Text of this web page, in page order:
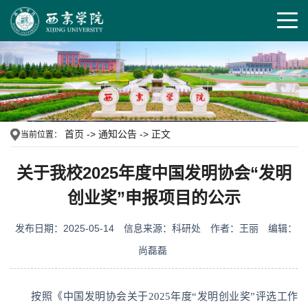
当前位置： 首页 -> 通知公告 -> 正文
关于我校2025年度中国发明协会“发明
创业奖”申报项目的公示
发布日期：2025-05-14 信息来源：科研处 作者：王丽
编辑：
尚磊磊
按照《中国发明协会关于2025年度“发明创业奖”评选工作